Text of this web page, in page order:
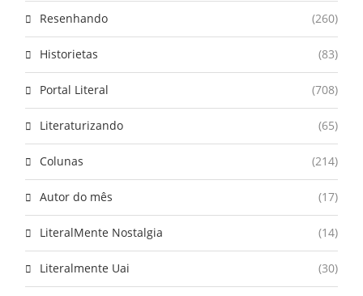
Resenhando (260)
Historietas (83)
Portal Literal (708)
Literaturizando (65)
Colunas (214)
Autor do mês (17)
LiteralMente Nostalgia (14)
Literalmente Uai (30)